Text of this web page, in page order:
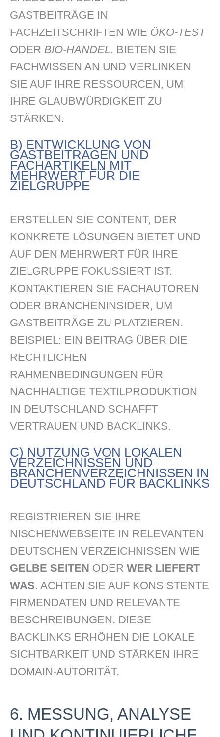
GASTBEITRÄGE IN
FACHZEITSCHRIFTEN WIE ÖKO-TEST
ODER BIO-HANDEL. BIETEN SIE
FACHWISSEN AN UND VERLINKEN
SIE AUF IHRE RESSOURCEN, UM
IHRE GLAUBWÜRDIGKEIT ZU
STÄRKEN.
B) ENTWICKLUNG VON
GASTBEITRÄGEN UND
FACHARTIKELN MIT
MEHRWERT FÜR DIE
ZIELGRUPPE
ERSTELLEN SIE CONTENT, DER
KONKRETE LÖSUNGEN BIETET UND
AUF DEN MEHRWERT FÜR IHRE
ZIELGRUPPE FOKUSSIERT IST.
KONTAKTIEREN SIE FACHAUTOREN
ODER BRANCHENINSIDER, UM
GASTBEITRÄGE ZU PLATZIEREN.
BEISPIEL: EIN BEITRAG ÜBER DIE
RECHTLICHEN
RAHMENBEDINGUNGEN FÜR
NACHHALTIGE TEXTILPRODUKTION
IN DEUTSCHLAND SCHAFFT
VERTRAUEN UND BACKLINKS.
C) NUTZUNG VON LOKALEN
VERZEICHNISSEN UND
BRANCHENVERZEICHNISSEN IN
DEUTSCHLAND FÜR BACKLINKS
REGISTRIEREN SIE IHRE
NISCHENWEBSEITE IN RELEVANTEN
DEUTSCHEN VERZEICHNISSEN WIE
GELBE SEITEN ODER WER LIEFERT
WAS. ACHTEN SIE AUF KONSISTENTE
FIRMENDATEN UND RELEVANTE
BESCHREIBUNGEN. DIESE
BACKLINKS ERHÖHEN DIE LOKALE
SICHTBARKEIT UND STÄRKEN IHRE
DOMAIN-AUTORITÄT.
6. MESSUNG, ANALYSE